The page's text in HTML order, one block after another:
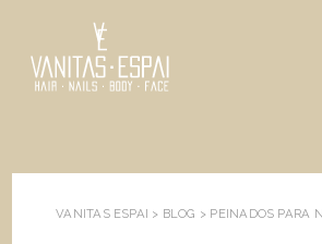
VANITAS ESPAI > BLOG > PEINADOS PARA